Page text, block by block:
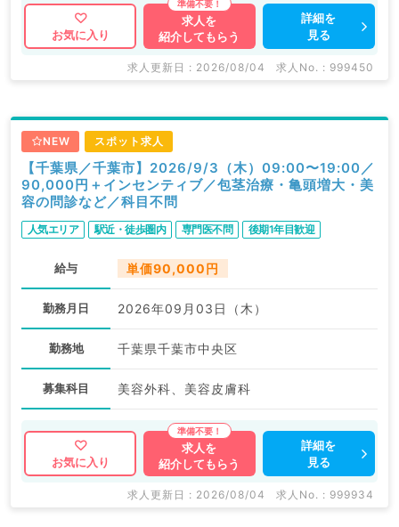
お気に入り
求人を
紹介してもらう
詳細を
見る
求人更新日 : 2026/08/04 求人No. : 999450
NEW スポット求人
【千葉県／千葉市】2026/9/3（木）09:00〜19:00／
90,000円＋インセンティブ／包茎治療・亀頭増大・美
容の問診など／科目不問
人気エリア 駅近・徒歩圏内 専門医不問 後期1年目歓迎
給与 単価90,000円
勤務月日 2026年09月03日（木）
勤務地 千葉県千葉市中央区
募集科目 美容外科、美容皮膚科
お気に入り
求人を
紹介してもらう
詳細を
見る
求人更新日 : 2026/08/04 求人No. : 999934